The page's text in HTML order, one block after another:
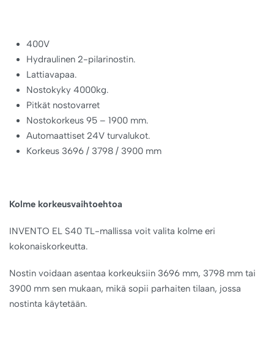
400V
Hydraulinen 2-pilarinostin.
Lattiavapaa.
Nostokyky 4000kg.
Pitkät nostovarret
Nostokorkeus 95 – 1900 mm.
Automaattiset 24V turvalukot.
Korkeus 3696 / 3798 / 3900 mm
Kolme korkeusvaihtoehtoa
INVENTO EL S40 TL-mallissa voit valita kolme eri
kokonaiskorkeutta.
Nostin voidaan asentaa korkeuksiin 3696 mm, 3798 mm tai
3900 mm sen mukaan, mikä sopii parhaiten tilaan, jossa
nostinta käytetään.